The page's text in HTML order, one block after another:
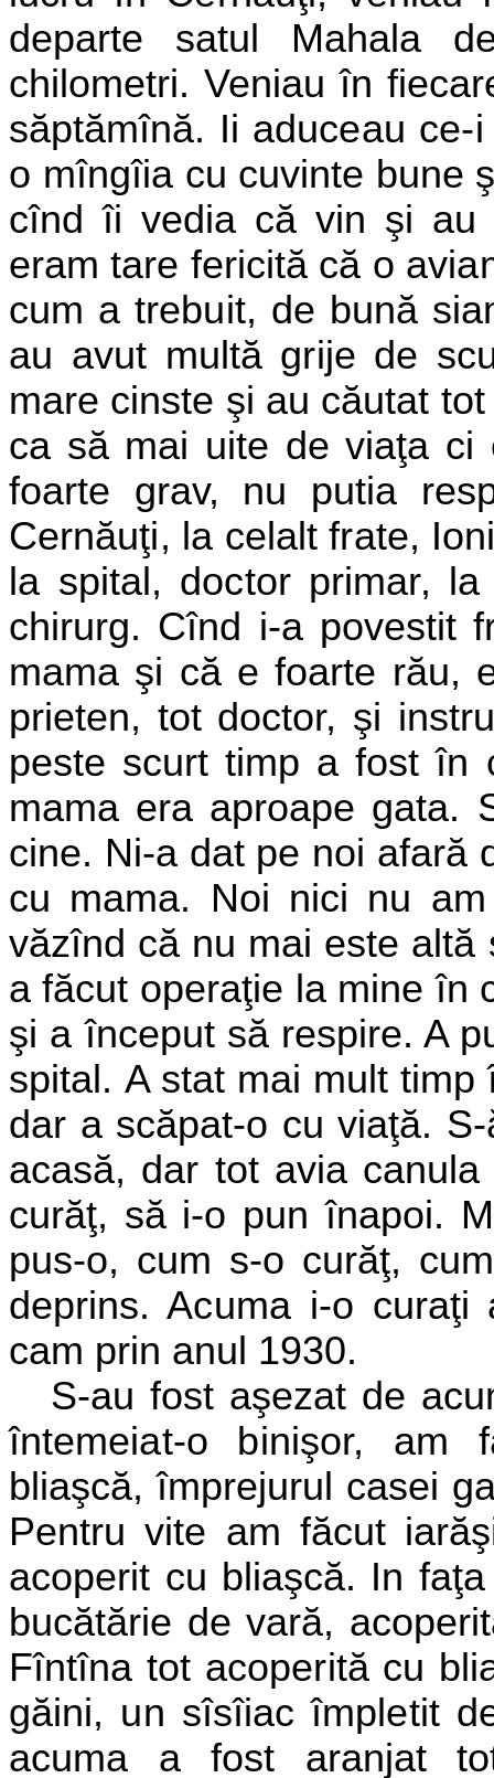
departe satul Mahala
chilometri. Veniau în
săptămînă. Ii aduceau ce-
o mîngîia cu cuvinte bune
cînd îi vedia că vin şi au
eram tare fericită că o
cum a trebuit, de bună
au avut multă grije de
mare cinste şi au căutat
ca să mai uite de viaţa ci
foarte grav, nu putia
Cernăuţi, la celalt frate,
la spital, doctor primar,
chirurg. Cînd i-a povestit
mama şi că e foarte rău,
prieten, tot doctor, şi
peste scurt timp a fost în
mama era aproape gata.
cine. Ni-a dat pe noi afară
cu mama. Noi nici nu
văzînd că nu mai este altă
a făcut operaţie la mine în
şi aînceput să respire. A
spital. A stat mai mult
dar a scăpat-o cu viaţă.
acasă, dar tot avia
curăţ, să i-o pun înapoi.
pus-o, cum s-o curăţ,
deprins. Acuma i-o curaţi
cam prin anul 1930.
S-au fost aşezat de
întemeiat-o binişor, am
bliaşcă, împrejurul casei
Pentru vite am făcut
acoperit cu bliaşcă. In
bucătărie de vară,
Fîntîna tot acoperită cu
găini, un sîsîiac împletit
acuma a fost aranjat